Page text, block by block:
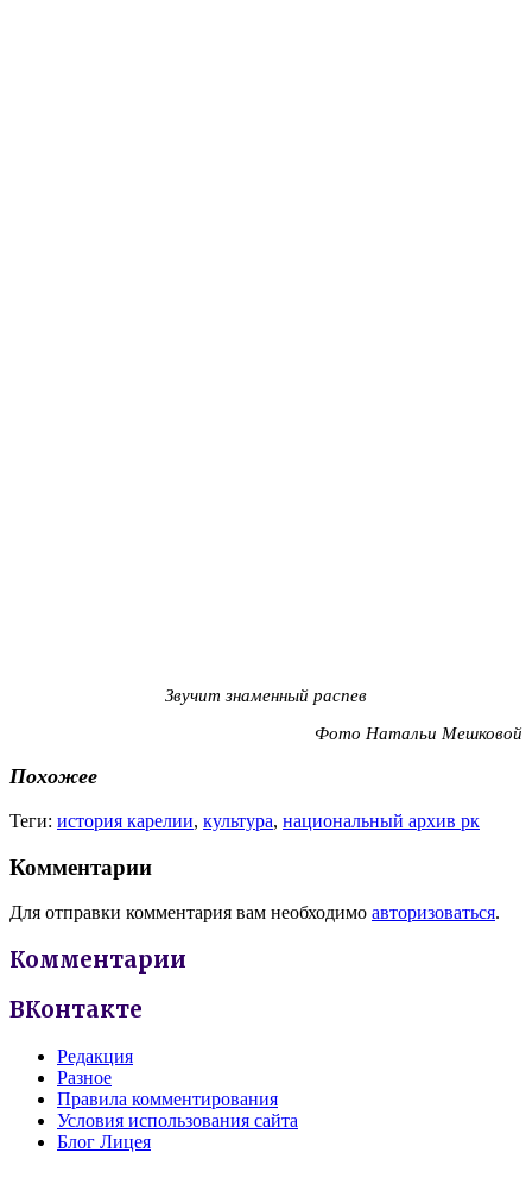
Звучит знаменный распев
Фото Натальи Мешковой
Похожее
Теги: история карелии, культура, национальный архив рк
Комментарии
Для отправки комментария вам необходимо авторизоваться.
Комментарии
ВКонтакте
Редакция
Разное
Правила комментирования
Условия использования сайта
Блог Лицея